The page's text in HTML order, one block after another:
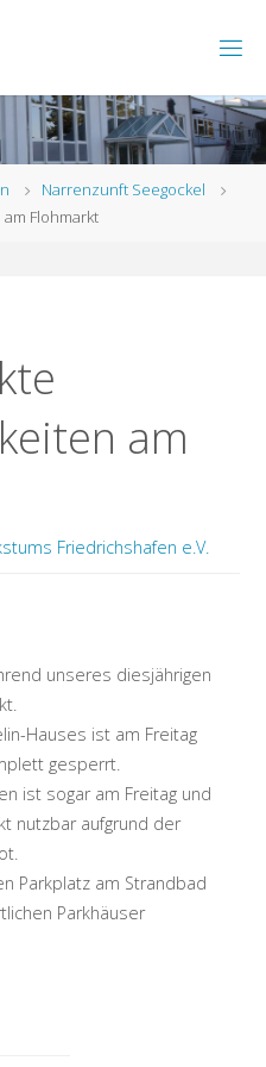
Narrenzunft Seegockel
Flohmarkt
am
Friedrichshafen e.V.
unseres diesjährigen
Hauses ist am Freitag
gesperrt.
ist sogar am Freitag und
nutzbar aufgrund der
Parkplatz am Strandbad
Parkhäuser